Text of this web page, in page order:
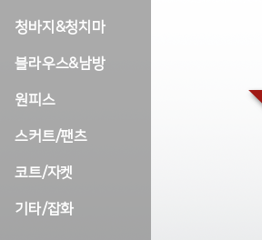
청바지&청치마
블라우스&남방
원피스
스커트/팬츠
코트/자켓
기타/잡화